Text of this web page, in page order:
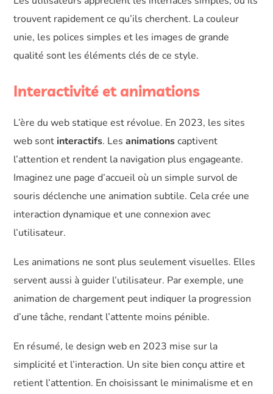
trouvent rapidement ce qu’ils cherchent. La couleur
unie, les polices simples et les images de grande
qualité sont les éléments clés de ce style.
Interactivité et animations
L’ère du web statique est révolue. En 2023, les sites
web sont interactifs. Lesanimationscaptivent
l’attention et rendent la navigation plus engageante.
Imaginez une page d’accueil où un simple survol de
souris déclenche une animation subtile. Cela crée une
interaction dynamique et une connexion avec
l’utilisateur.
Les animations ne sont plus seulement visuelles. Elles
servent aussi à guider l’utilisateur. Par exemple, une
animation de chargement peut indiquer la progression
d’une tâche, rendant l’attente moins pénible.
En résumé, le design web en 2023 mise sur la
simplicité et l’interaction. Un site bien conçu attire et
retient l’attention. En choisissant le minimalisme et en